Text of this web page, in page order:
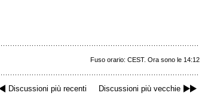
Fuso orario: CEST. Ora sono le 14:12
Discussioni più recenti Discussioni più vecchie